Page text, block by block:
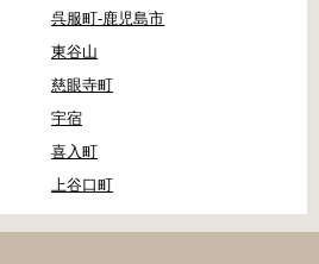
呉服町-鹿児島市
東谷山
慈眼寺町
宇宿
喜入町
上谷口町